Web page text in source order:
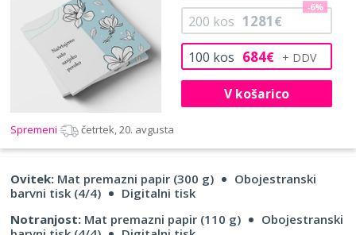
100 kos 684€
200 kos 1281€
-6%
V košarico
Spremeni četrtek, 20. avgusta
Ovitek: Mat premazni papir (300 g)
Obojestranski
barvni tisk (4/4)
Digitalni tisk
Notranjost: Mat premazni papir (110 g)
Obojestranski